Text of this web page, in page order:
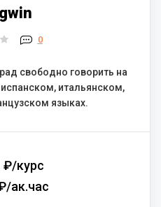
0
свободно говорить на
итальянском,
языках.
₽/курс
ак.час